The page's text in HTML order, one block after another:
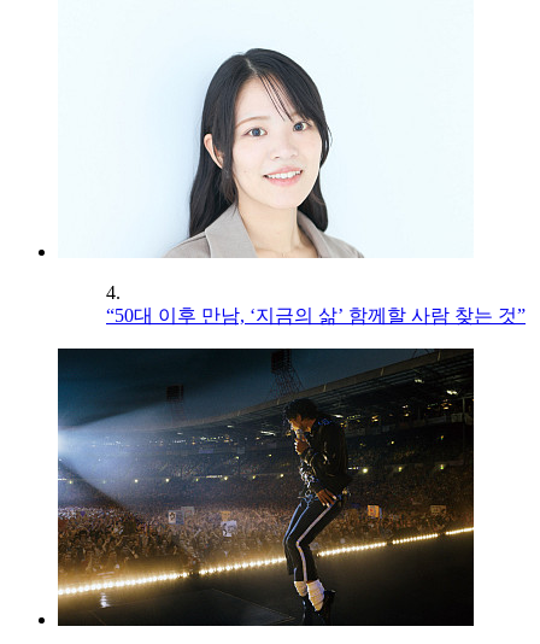
4.
“50대 이후 만남, ‘지금의 삶’ 함께할 사람 찾는 것”